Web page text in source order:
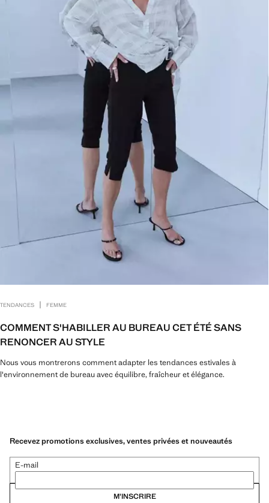
TENDANCES | FEMME
COMMENT S'HABILLER AU BUREAU CET ÉTÉ SANS
RENONCER AU STYLE
Nous vous montrerons comment adapter les tendances estivales à
l'environnement de bureau avec équilibre, fraîcheur et élégance.
Recevez promotions exclusives, ventes privées et nouveautés
E-mail
M’INSCRIRE